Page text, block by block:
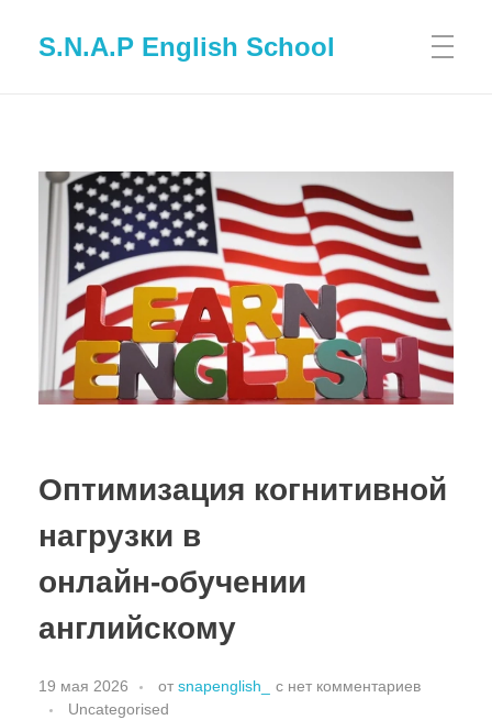
S.N.A.P English School
Оптимизация когнитивной
нагрузки в
онлайн‑обучении
английскому
19 мая 2026 от snapenglish_ с нет комментариев
Uncategorised